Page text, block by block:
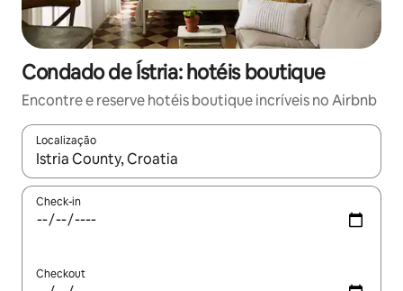
Condado de Ístria: hotéis boutique
Encontre e reserve hotéis boutique incríveis no Airbnb
Localização
Quando os resultados estiverem disponíveis, explore-os
Check-in
Checkout